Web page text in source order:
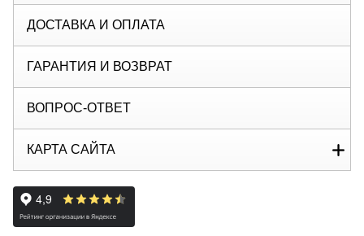
ДОСТАВКА И ОПЛАТА
ГАРАНТИЯ И ВОЗВРАТ
ВОПРОС-ОТВЕТ
КАРТА САЙТА